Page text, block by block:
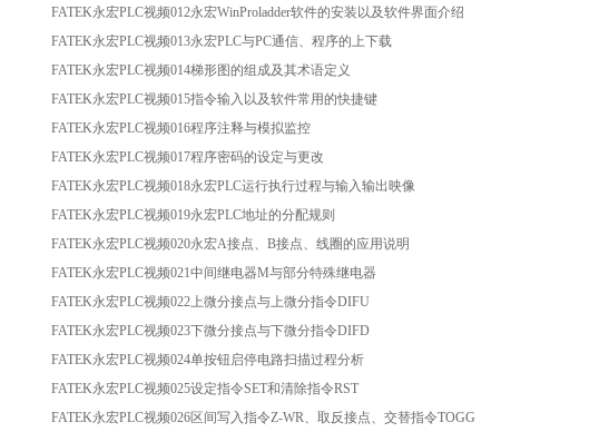
FATEK永宏PLC视频012永宏WinProladder软件的安装以及软件界面介绍
FATEK永宏PLC视频013永宏PLC与PC通信、程序的上下载
FATEK永宏PLC视频014梯形图的组成及其术语定义
FATEK永宏PLC视频015指令输入以及软件常用的快捷键
FATEK永宏PLC视频016程序注释与模拟监控
FATEK永宏PLC视频017程序密码的设定与更改
FATEK永宏PLC视频018永宏PLC运行执行过程与输入输出映像
FATEK永宏PLC视频019永宏PLC地址的分配规则
FATEK永宏PLC视频020永宏A接点、B接点、线圈的应用说明
FATEK永宏PLC视频021中间继电器M与部分特殊继电器
FATEK永宏PLC视频022上微分接点与上微分指令DIFU
FATEK永宏PLC视频023下微分接点与下微分指令DIFD
FATEK永宏PLC视频024单按钮启停电路扫描过程分析
FATEK永宏PLC视频025设定指令SET和清除指令RST
FATEK永宏PLC视频026区间写入指令Z-WR、取反接点、交替指令TOGG